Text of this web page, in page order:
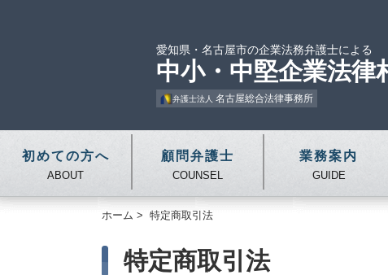
愛知県・名古屋市の企業法務弁護士による
中小・中堅企業法律
弁護士法人 名古屋総合法律事務所
初めての方へ
ABOUT
顧問弁護士
COUNSEL
業務案内
GUIDE
ホーム > 特定商取引法
特定商取引法